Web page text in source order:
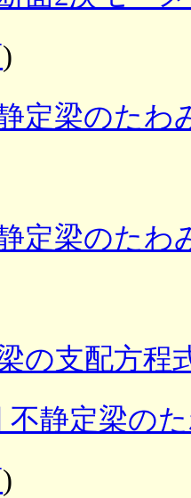
)
定梁のたわ
定梁のたわ
の支配方程
不静定梁の
)